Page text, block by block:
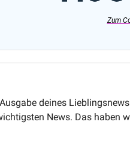
Zum
deines
News. Das haben